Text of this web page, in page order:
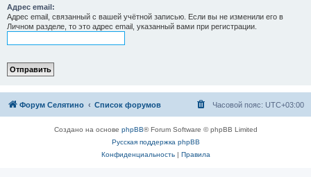
Адрес email:
Адрес email, связанный с вашей учётной записью. Если вы не изменили его в
Личном разделе, то это адрес email, указанный вами при регистрации.
Форум Селятино Список форумов Часовой пояс: UTC+03:00
Создано на основе phpBB® Forum Software © phpBB Limited
Русская поддержка phpBB
Конфиденциальность| Правила